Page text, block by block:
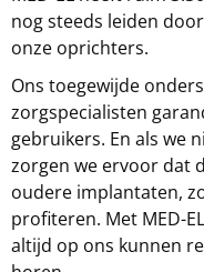
nog steeds leiden
onze oprichters.
Ons toegewijde
zorgspecialisten
gebruikers. En als we
zorgen we ervoor dat
oudere implantaten,
profiteren. Met MED-EL
altijd op ons kunnen